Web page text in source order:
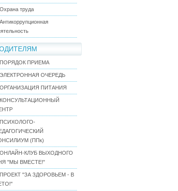
Охрана труда
Антикоррупционная
ПОРЯДОК ПРИЕМА
ЭЛЕКТРОННАЯ ОЧЕРЕДЬ
ОРГАНИЗАЦИЯ ПИТАНИЯ
КОНСУЛЬТАЦИОННЫЙ
ПСИХОЛОГО-
(ППк)
ОНЛАЙН-КЛУБ ВЫХОДНОГО
"МЫ ВМЕСТЕ!"
ПРОЕКТ "ЗА ЗДОРОВЬЕМ - В